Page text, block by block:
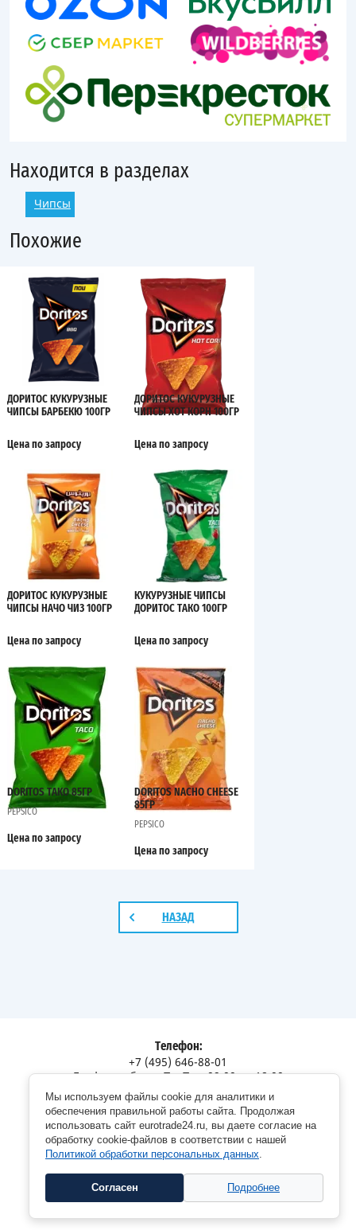
Мы используем файлы cookie для аналитики и
обеспечения правильной работы сайта. Продолжая
использовать сайт eurotrade24.ru, вы даете согласие на
обработку cookie-файлов в соответствии с нашей
Политикой обработки персональных данных.
Согласен Подробнее
Находится в разделах
Чипсы
Похожие
ДОРИТОС КУКУРУЗНЫЕ
ЧИПСЫ БАРБЕКЮ 100ГР
Цена по запросу
ДОРИТОС КУКУРУЗНЫЕ
ЧИПСЫ ХОТ КОРН 100ГР
Цена по запросу
ДОРИТОС КУКУРУЗНЫЕ
ЧИПСЫ НАЧО ЧИЗ 100ГР
Цена по запросу
КУКУРУЗНЫЕ ЧИПСЫ
ДОРИТОС ТАКО 100ГР
Цена по запросу
DORITOS TAKO 85ГР
PEPSICO
Цена по запросу
DORITOS NACHO CHEESE
85ГР
PEPSICO
Цена по запросу
НАЗАД
Телефон:
+7 (495) 646-88-01
График работы: Пн-Пт с 09:00 до 18:00
Адрес:
Московская обл., г. Долгопрудный, Дорожный пр., 12